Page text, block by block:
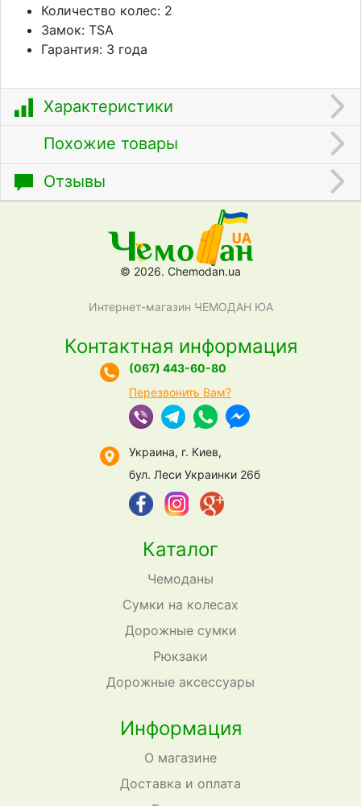
Количество колес: 2
Замок: TSA
Гарантия: 3 года
Характеристики
Похожие товары
Отзывы
© 2026. Chemodan.ua
Интернет-магазин ЧЕМОДАН ЮА
Каталог
Чемоданы
Сумки на колесах
Дорожные сумки
Рюкзаки
Дорожные аксессуары
Информация
О магазине
Доставка и оплата
Контактная информация
(067) 443-60-80
Перезвонить Вам?
Украина, г. Киев,
бул. Леси Украинки 26б